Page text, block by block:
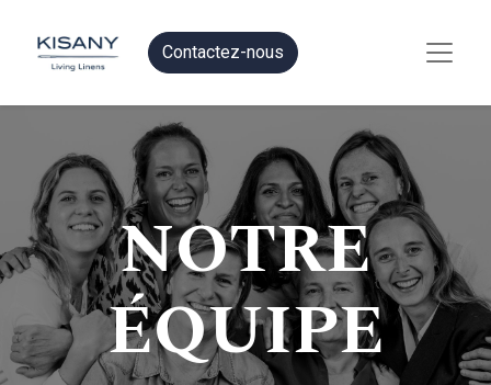
Contactez-nous
NOTRE
ÉQUIPE